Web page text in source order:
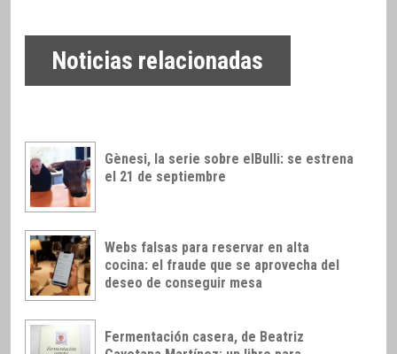
Noticias relacionadas
Gènesi, la serie sobre elBulli: se estrena
el 21 de septiembre
Webs falsas para reservar en alta
cocina: el fraude que se aprovecha del
deseo de conseguir mesa
Fermentación casera, de Beatriz